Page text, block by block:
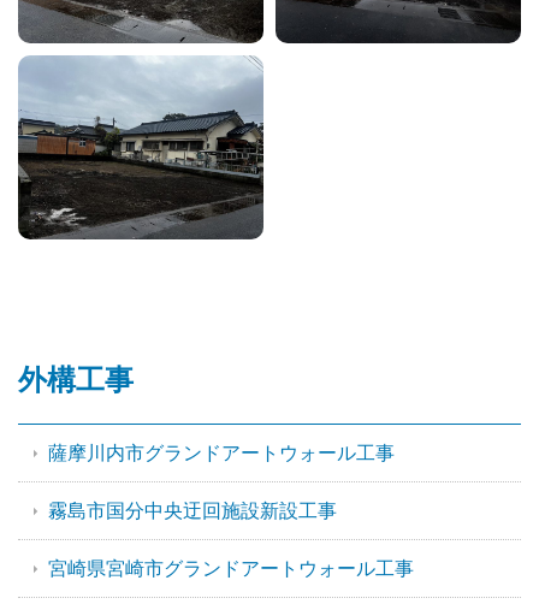
外構工事
薩摩川内市グランドアートウォール工事
霧島市国分中央迂回施設新設工事
宮崎県宮崎市グランドアートウォール工事